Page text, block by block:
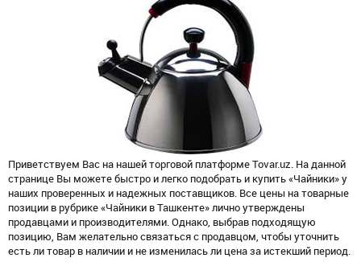
Приветствуем Вас на нашей торговой платформе Tovar.uz. На данной
странице Вы можете быстро и легко подобрать и купить «Чайники» у
наших проверенных и надежных поставщиков. Все цены на товарные
позиции в рубрике «Чайники в Ташкенте» лично утверждены
продавцами и производителями. Однако, выбрав подходящую
позицию, Вам желательно связаться с продавцом, чтобы уточнить
есть ли товар в наличии и не изменилась ли цена за истекший период.